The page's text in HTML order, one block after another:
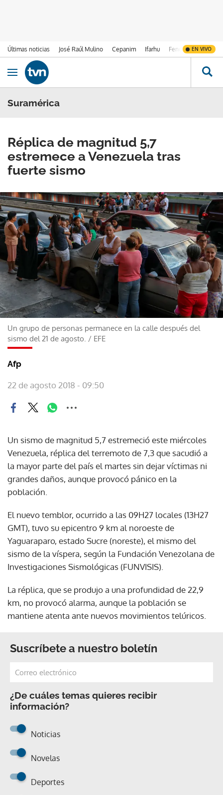
Últimas noticias José Raúl Mulino Cepanim Ifarhu Fenómeno de El
EN VIVO
Ir al contenido
Obrir navegació
Suramérica
Réplica de magnitud 5,7
estremece a Venezuela tras
fuerte sismo
Un grupo de personas permanece en la calle después del
sismo del 21 de agosto. / EFE
Afp
22 de agosto 2018 - 09:50
Un sismo de magnitud 5,7 estremeció este miércoles
Venezuela, réplica del terremoto de 7,3 que sacudió a
la mayor parte del país el martes sin dejar víctimas ni
grandes daños, aunque provocó pánico en la
población.
El nuevo temblor, ocurrido a las 09H27 locales (13H27
GMT), tuvo su epicentro 9 km al noroeste de
Yaguaraparo, estado Sucre (noreste), el mismo del
sismo de la víspera, según la Fundación Venezolana de
Investigaciones Sismológicas (FUNVISIS).
La réplica, que se produjo a una profundidad de 22,9
km, no provocó alarma, aunque la población se
mantiene atenta ante nuevos movimientos telúricos.
Suscríbete a nuestro boletín
¿De cuáles temas quieres recibir
información?
Noticias
Novelas
Deportes